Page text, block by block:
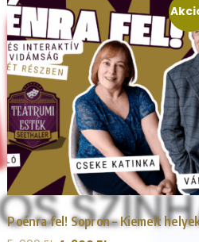
Poénra fel! Sopron – Kiemelt